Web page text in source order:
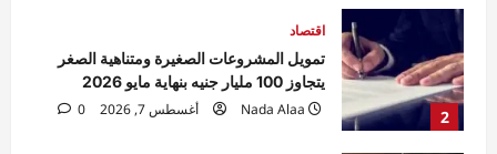
3
اقتصاد
استقرار سعر الدولار في البنوك المصرية
Nada Alaa
أغسطس 7, 2026